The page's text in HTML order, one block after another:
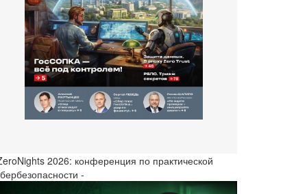
2026: конференция по практической
-